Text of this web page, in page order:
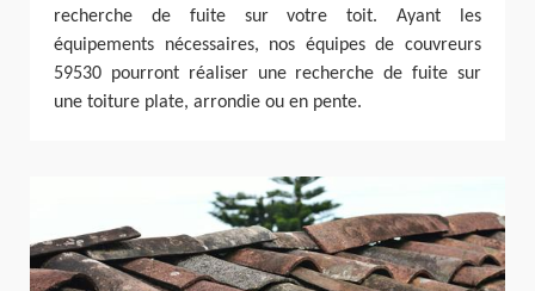
recherche de fuite sur votre toit. Ayant les
équipements nécessaires, nos équipes de couvreurs
59530 pourront réaliser une recherche de fuite sur
une toiture plate, arrondie ou en pente.